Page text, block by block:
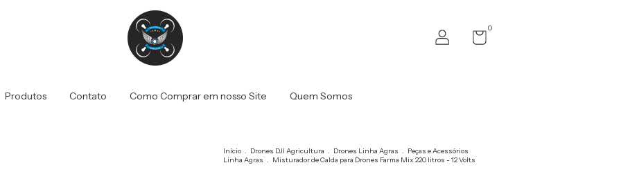
0
Produtos Contato Como Comprar em nosso Site Quem Somos
Início . Drones DJI Agricultura . Drones Linha Agras . Peças e Acessórios
Linha Agras . Misturador de Calda para Drones Farma Mix 220 litros - 12 Volts